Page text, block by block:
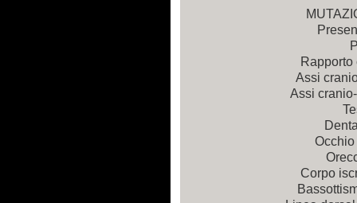
Rapporto
Assi
Assi
Corpo